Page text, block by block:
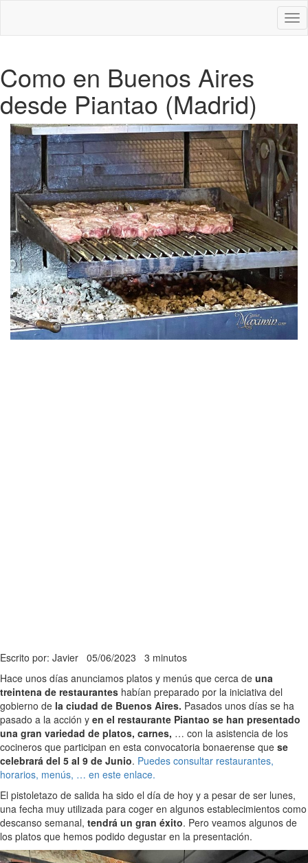
Como en Buenos Aires
desde Piantao (Madrid)
Escrito por: Javier 05/06/2023 3 minutos
Hace unos días anunciamos platos y menús que cerca de una
treintena de restaurantes habían preparado por la iniciativa del
gobierno de la ciudad de Buenos Aires. Pasados unos días se ha
pasado a la acción y en el restaurante Piantao se han presentado
una gran variedad de platos, carnes, … con la asistencia de los
cocineros que participan en esta convocatoria bonaerense que se
celebrará del 5 al 9 de Junio. Puedes consultar restaurantes,
horarios, menús, … en este enlace.
El pistoletazo de salida ha sido el día de hoy y a pesar de ser lunes,
una fecha muy utilizada para coger en algunos establecimientos como
descanso semanal, tendrá un gran éxito. Pero veamos algunos de
los platos que hemos podido degustar en la presentación.